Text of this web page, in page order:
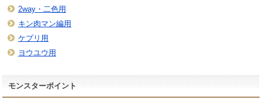
2way・二色用
キン肉マン編用
ケプリ用
ヨウユウ用
モンスターポイント